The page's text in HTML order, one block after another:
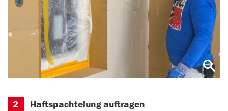
2 Haftspachtelung auftragen